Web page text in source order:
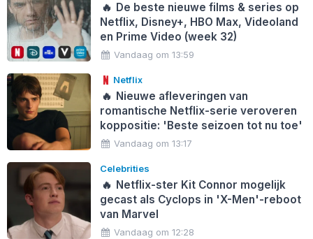
🔥 De beste nieuwe films & series op
Netflix, Disney+, HBO Max, Videoland
en Prime Video (week 32)
Vandaag om 13:59
Netflix
🔥 Nieuwe afleveringen van
romantische Netflix-serie veroveren
koppositie: 'Beste seizoen tot nu toe'
Vandaag om 13:17
Celebrities
🔥 Netflix-ster Kit Connor mogelijk
gecast als Cyclops in 'X-Men'-reboot
van Marvel
Vandaag om 12:28